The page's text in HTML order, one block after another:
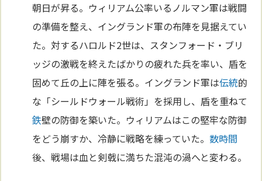
朝日が昇る。ウィリアム公率いるノルマン軍は戦闘
の準備を整え、イングランド軍の布陣を見据えてい
た。対するハロルド2世は、スタンフォード・ブリ
ッジの激戦を終えたばかりの疲れた兵を率い、盾を
固めて丘の上に陣を張る。イングランド軍は伝統的
な「シールドウォール戦術」を採用し、盾を重ねて
鉄壁の防御を築いた。ウィリアムはこの堅牢な防御
をどう崩すか、冷静に戦略を練っていた。数時間
後、戦場は血と剣戟に満ちた混沌の渦へと変わる。